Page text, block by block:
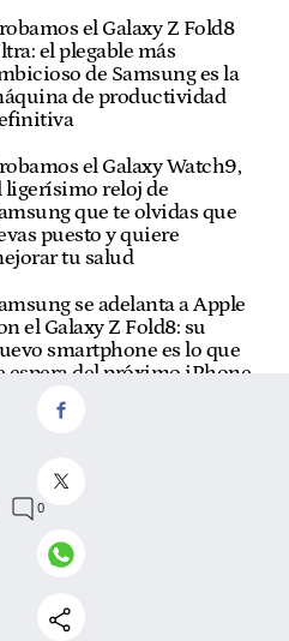
el Galaxy Z Fold8
el plegable más
de Samsung es la
de productividad
el Galaxy Watch9,
ligerísimo reloj de
que te olvidas que
puesto y quiere
tu salud
se adelanta a Apple
el Galaxy Z Fold8: su
smartphone es lo que
espera del próximo iPhone